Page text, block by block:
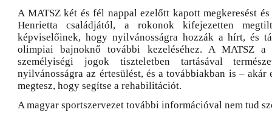
A MATSZ két és fél nappal ezelőtt kapott megkeresést
Henrietta családjától, a rokonok kifejezetten
képviselőinek, hogy nyilvánosságra hozzák a hírt, és
olimpiai bajnoknő további kezeléséhez. A MATSZ a
személyiségi jogok tiszteletben tartásával
nyilvánosságra az értesülést, és a továbbiakban is –
megtesz, hogy segítse a rehabilitációt.
A magyar sportszervezet további információval nem tud